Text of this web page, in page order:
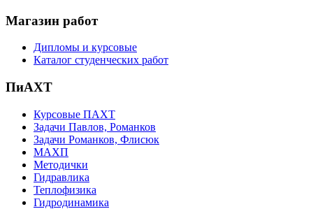
Магазин работ
Дипломы и курсовые
Каталог студенческих работ
ПиАХТ
Курсовые ПАХТ
Задачи Павлов, Романков
Задачи Романков, Флисюк
МАХП
Методички
Гидравлика
Теплофизика
Гидродинамика